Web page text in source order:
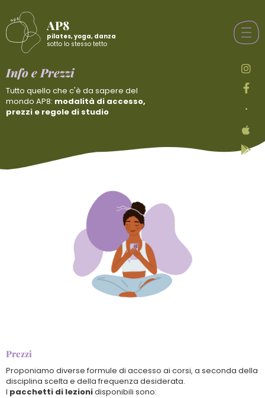
AP8
pilates, yoga, danza
sotto lo stesso tetto
Info e Prezzi
Tutto quello che c'è da sapere del
mondo AP8: modalità di accesso,
prezzi e regole di studio
•
Prezzi
Proponiamo diverse formule di accesso ai corsi, a seconda della
disciplina scelta e della frequenza desiderata.
I pacchetti di lezionidisponibili sono: